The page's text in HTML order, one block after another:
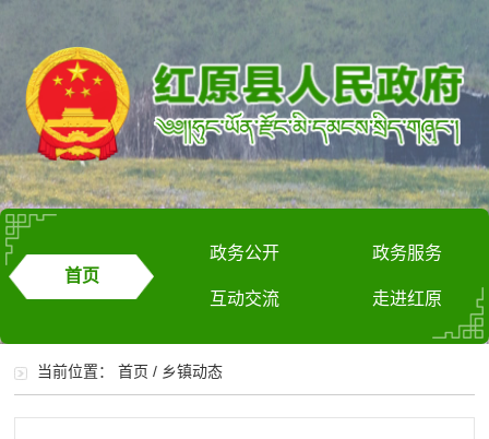
首页
政务公开 政务服务
互动交流 走进红原
当前位置：首页 / 乡镇动态